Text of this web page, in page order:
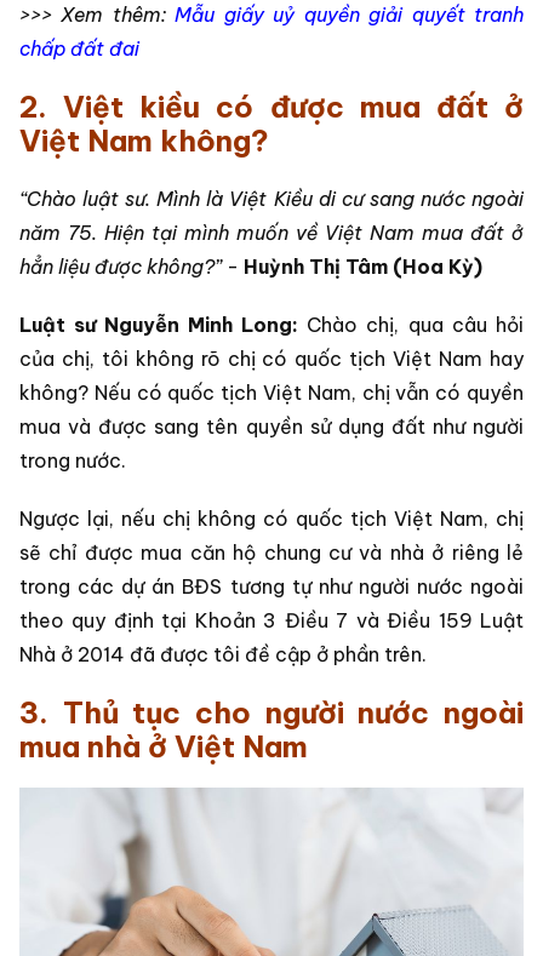
>>> Xem thêm: Mẫu giấy uỷ quyền giải quyết tranh
chấp đất đai
2. Việt kiều có được mua đất ở
Việt Nam không?
“Chào luật sư. Mình là Việt Kiều di cư sang nước ngoài
năm 75. Hiện tại mình muốn về Việt Nam mua đất ở
hẳn liệu được không?”- Huỳnh Thị Tâm (Hoa Kỳ)
Luật sư Nguyễn Minh Long: Chào chị, qua câu hỏi
của chị, tôi không rõ chị có quốc tịch Việt Nam hay
không? Nếu có quốc tịch Việt Nam, chị vẫn có quyền
mua và được sang tên quyền sử dụng đất như người
trong nước.
Ngược lại, nếu chị không có quốc tịch Việt Nam, chị
sẽ chỉ được mua căn hộ chung cư và nhà ở riêng lẻ
trong các dự án BĐS tương tự như người nước ngoài
theo quy định tại Khoản 3 Điều 7 và Điều 159 Luật
Nhà ở 2014 đã được tôi đề cập ở phần trên.
3. Thủ tục cho người nước ngoài
mua nhà ở Việt Nam